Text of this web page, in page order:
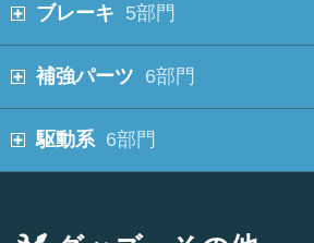
ブレーキ 5部門
補強パーツ 6部門
駆動系 6部門